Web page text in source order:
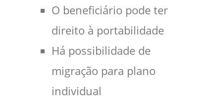
O beneficiário pode ter
direito à portabilidade
Há possibilidade de
migração para plano
individual